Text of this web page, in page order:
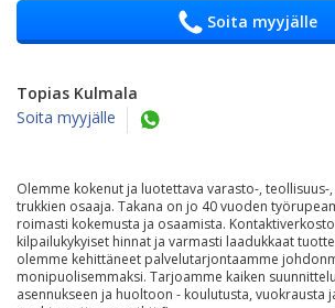
Soita myyjälle
Topias Kulmala
Soita myyjälle
Olemme kokenut ja luotettava varasto-, teollisuus-
trukkien osaaja. Takana on jo 40 vuoden
roimasti kokemusta ja osaamista.
kilpailukykyiset hinnat ja varmasti laadukkaat
olemme kehittäneet palvelutarjontaamme
monipuolisemmaksi. Tarjoamme kaiken
asennukseen ja huoltoon - koulutusta, vuokrausta